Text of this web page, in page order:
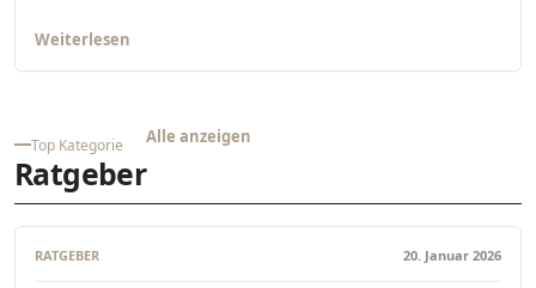
Weiterlesen
Top Kategorie
Ratgeber
Alle anzeigen
RATGEBER 20. Januar 2026